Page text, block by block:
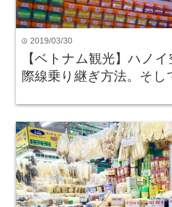
time 2019/03/30
【ベトナム観光】ハノ
際線乗り継ぎ方法。そし